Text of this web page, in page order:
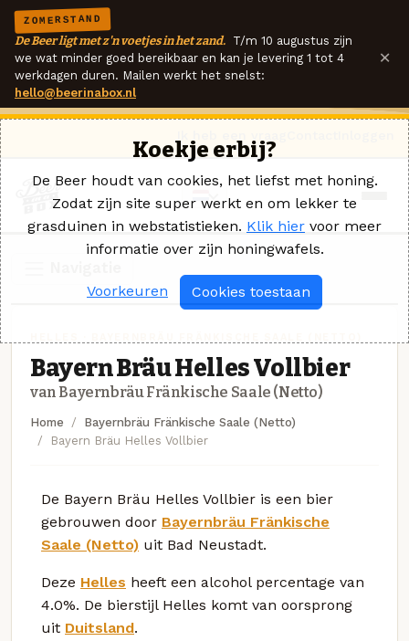
ZOMERSTAND
De Beer ligt met z'n voetjes in het zand. T/m 10 augustus zijn
we wat minder goed bereikbaar en kan je levering 1 tot 4
werkdagen duren. Mailen werkt het snelst:
hello@beerinabox.nl
×
Bayern Bräu Helles Vollbier
van Bayernbräu Fränkische Saale (Netto)
Home
Bayernbräu Fränkische Saale (Netto)
Bayern Bräu Helles Vollbier
De Bayern Bräu Helles Vollbier is een bier
gebrouwen door Bayernbräu Fränkische
Saale (Netto) uit Bad Neustadt.
Deze Helles heeft een alcohol percentage van
4.0%. De bierstijl Helles komt van oorsprong
uit Duitsland.
Koekje erbij?
De Beer houdt van cookies, het liefst met honing.
Zodat zijn site super werkt en om lekker te
grasduinen in webstatistieken. Klik hier voor meer
informatie over zijn honingwafels.
Voorkeuren Cookies toestaan